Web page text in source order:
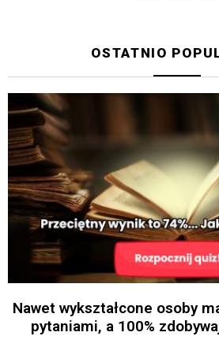
OSTATNIO
Nawet wykształcone osoby
pytaniami, a 100%